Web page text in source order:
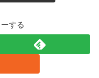
する